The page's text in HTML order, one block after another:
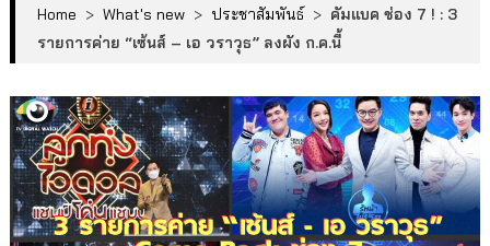
Home > What's new > ประชาสัมพันธ์ > คัมแบค ช่อง 7 ! : 3
รายการค่าย “เซ้นส์ – เอ วราวุธ” ลงผัง ก.ค.นี้